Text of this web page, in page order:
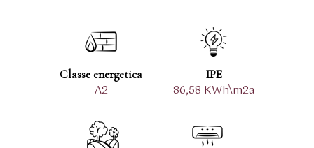
Classe energetica
A2
IPE
86,58 KWh\m2a